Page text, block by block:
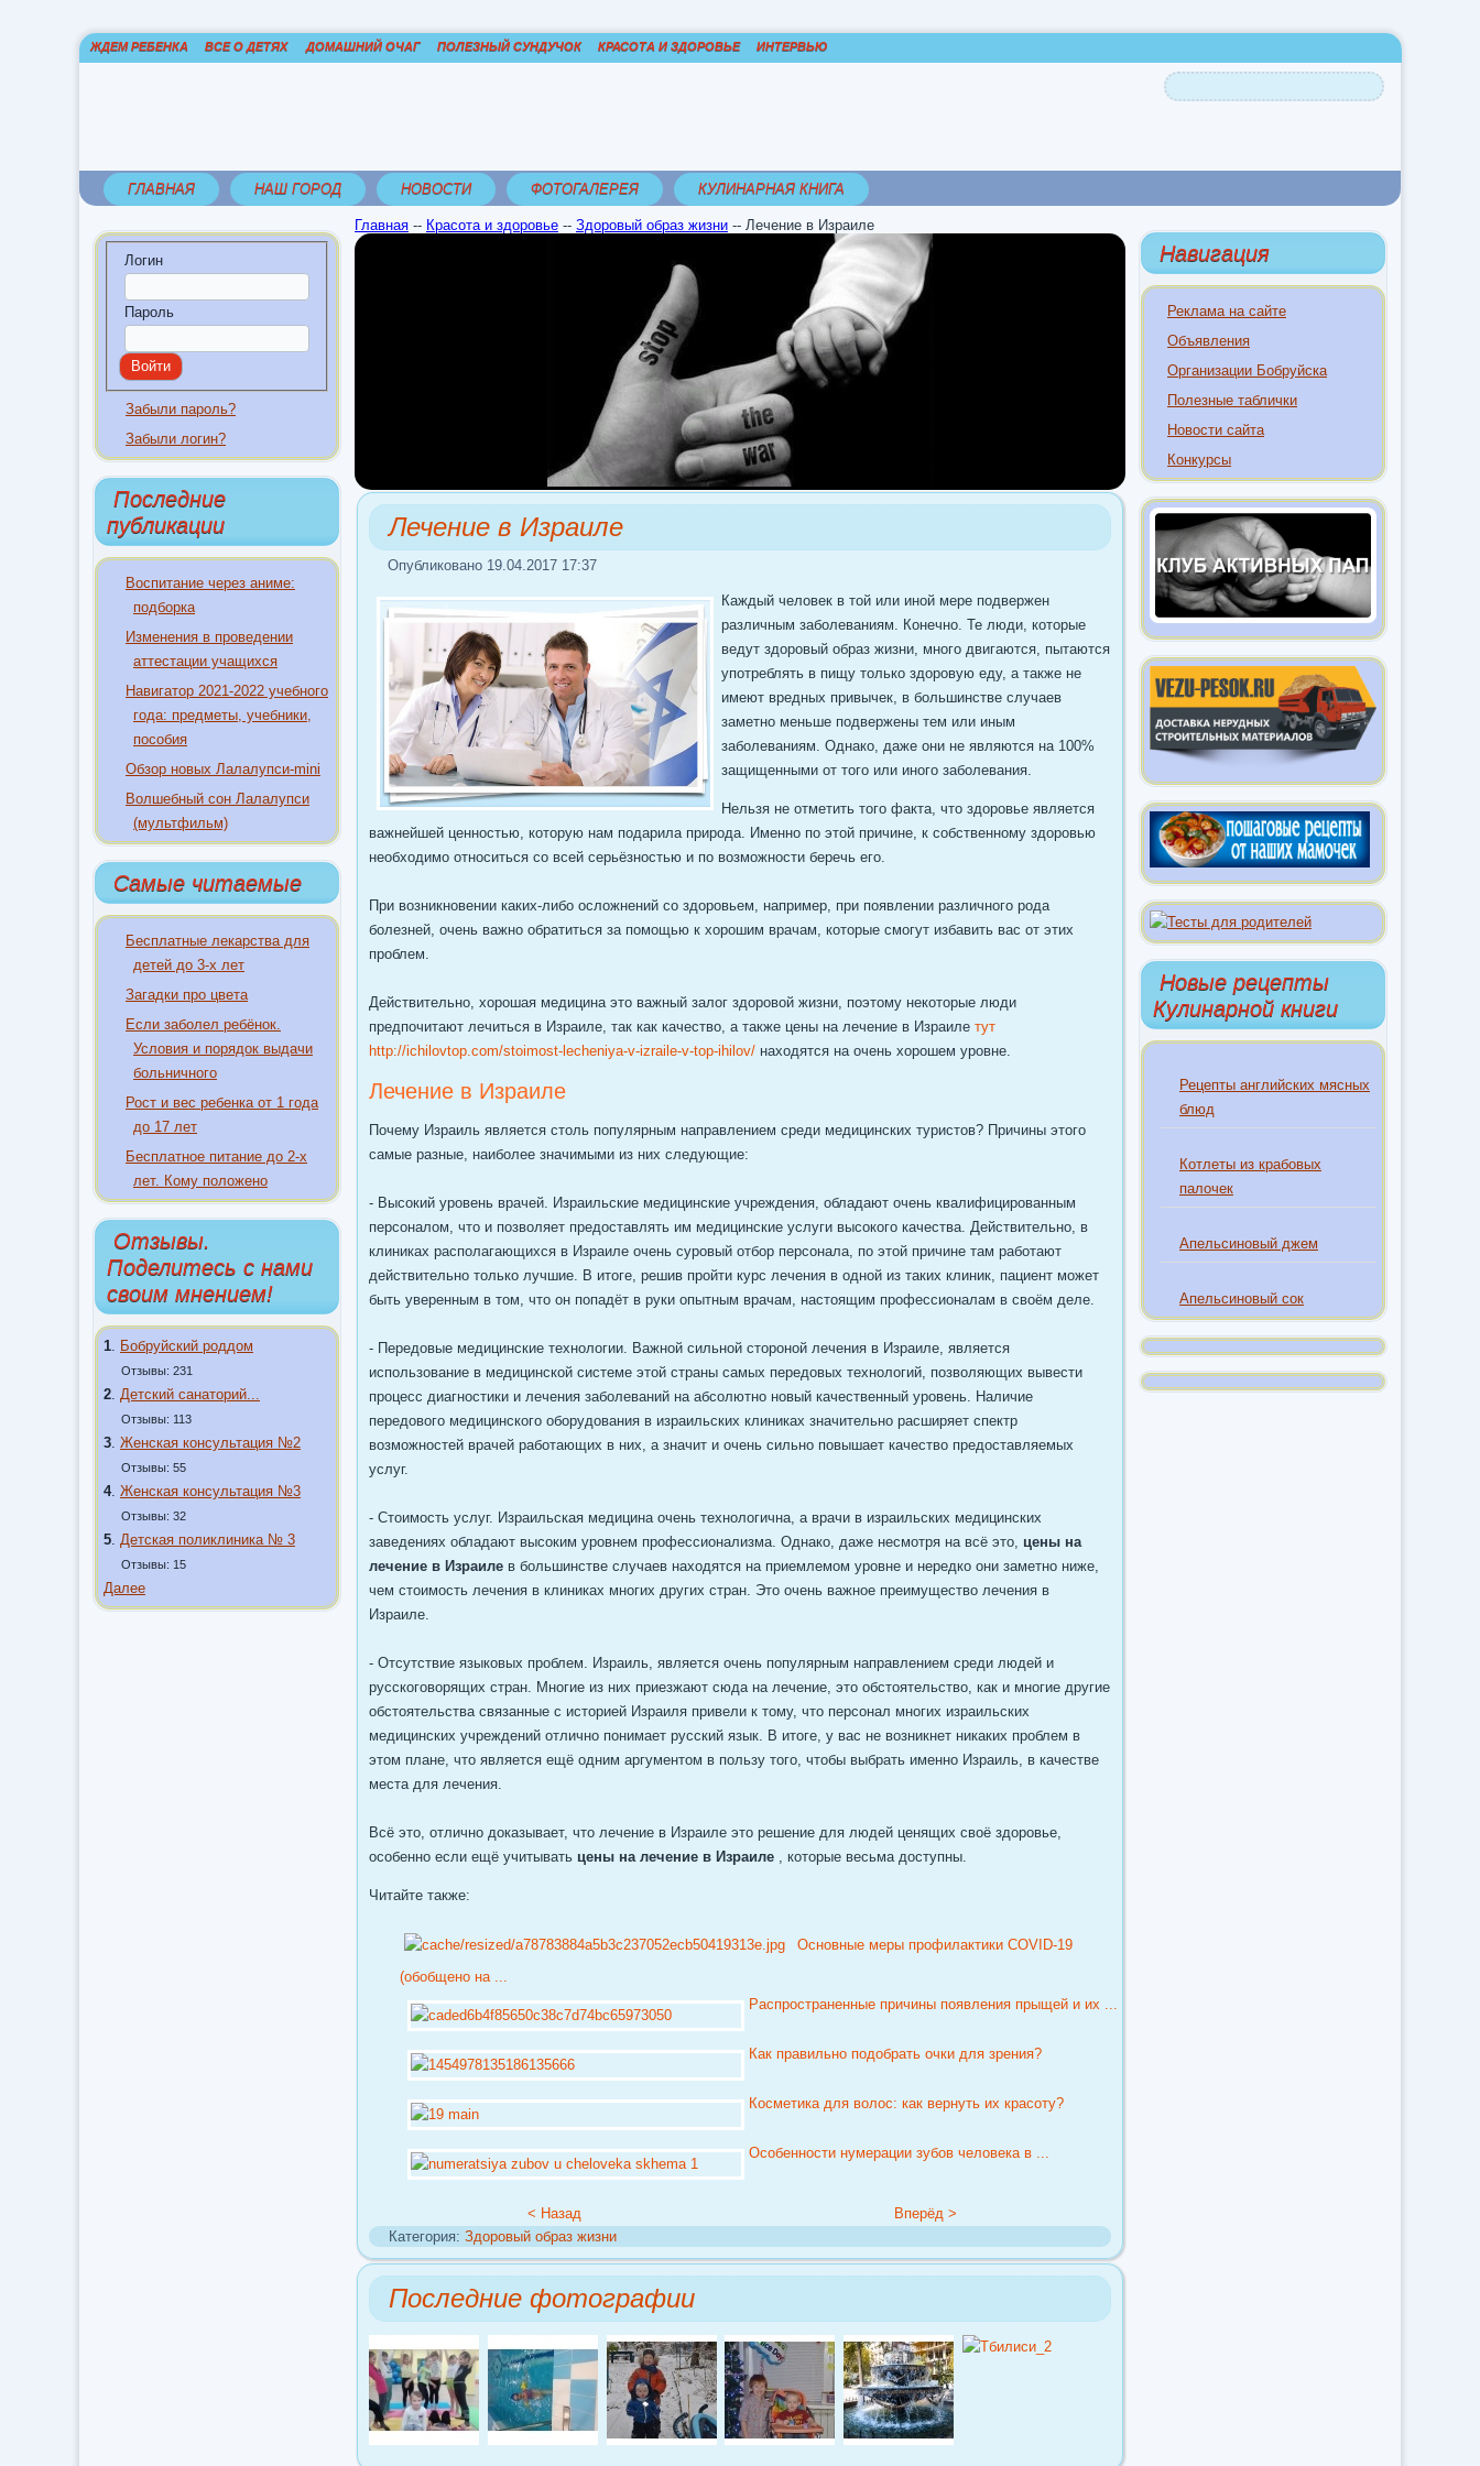
ЖДЕМ РЕБЕНКА ВСЕ О ДЕТЯХ ДОМАШНИЙ ОЧАГ ПОЛЕЗНЫЙ СУНДУЧОК КРАСОТА И ЗДОРОВЬЕ ИНТЕРВЬЮ
ГЛАВНАЯ НАШ ГОРОД НОВОСТИ ФОТОГАЛЕРЕЯ КУЛИНАРНАЯ КНИГА
Логин
Пароль
Забыли пароль?
Забыли логин?
Последние
публикации
Воспитание через аниме:
подборка
Изменения в проведении
аттестации учащихся
Навигатор 2021-2022 учебного
года: предметы, учебники,
пособия
Обзор новых Лалалупси-mini
Волшебный сон Лалалупси
(мультфильм)
Самые читаемые
Бесплатные лекарства для
детей до 3-х лет
Загадки про цвета
Если заболел ребёнок.
Условия и порядок выдачи
больничного
Рост и вес ребенка от 1 года
до 17 лет
Бесплатное питание до 2-х
лет. Кому положено
Отзывы.
Поделитесь с нами
своим мнением!
1 Бобруйский роддом
Отзывы: 231
2 Детский санаторий...
Отзывы: 113
3 Женская консультация №2
Отзывы: 55
4. Женская консультация №3
Отзывы: 32
5 Детская поликлиника № 3
Отзывы: 15
Далее
Главная -- Красота и здоровье -- Здоровый образ жизни -- Лечение в Израиле
Лечение в Израиле
Опубликовано 19.04.2017 17:37
Каждый человек в той или иной мере подвержен
различным заболеваниям. Конечно. Те люди, которые
ведут здоровый образ жизни, много двигаются, пытаются
употреблять в пищу только здоровую еду, а также не
имеют вредных привычек, в большинстве случаев
заметно меньше подвержены тем или иным
заболеваниям. Однако, даже они не являются на 100%
защищенными от того или иного заболевания.
Нельзя не отметить того факта, что здоровье является
важнейшей ценностью, которую нам подарила природа. Именно по этой причине, к собственному здоровью
необходимо относиться со всей серьёзностью и по возможности беречь его.
При возникновении каких-либо осложнений со здоровьем, например, при появлении различного рода
болезней, очень важно обратиться за помощью к хорошим врачам, которые смогут избавить вас от этих
проблем.
Действительно, хорошая медицина это важный залог здоровой жизни, поэтому некоторые люди
предпочитают лечиться в Израиле, так как качество, а также цены на лечение в Израиле тут
http://ichilovtop.com/stoimost-lecheniya-v-izraile-v-top-ihilov/ находятся на очень хорошем уровне.
Лечение в Израиле
Почему Израиль является столь популярным направлением среди медицинских туристов? Причины этого
самые разные, наиболее значимыми из них следующие:
- Высокий уровень врачей. Израильские медицинские учреждения, обладают очень квалифицированным
персоналом, что и позволяет предоставлять им медицинские услуги высокого качества. Действительно, в
клиниках располагающихся в Израиле очень суровый отбор персонала, по этой причине там работают
действительно только лучшие. В итоге, решив пройти курс лечения в одной из таких клиник, пациент может
быть уверенным в том, что он попадёт в руки опытным врачам, настоящим профессионалам в своём деле.
- Передовые медицинские технологии. Важной сильной стороной лечения в Израиле, является
использование в медицинской системе этой страны самых передовых технологий, позволяющих вывести
процесс диагностики и лечения заболеваний на абсолютно новый качественный уровень. Наличие
передового медицинского оборудования в израильских клиниках значительно расширяет спектр
возможностей врачей работающих в них, а значит и очень сильно повышает качество предоставляемых
услуг.
- Стоимость услуг. Израильская медицина очень технологична, а врачи в израильских медицинских
заведениях обладают высоким уровнем профессионализма. Однако, даже несмотря на всё это, цены на
лечение в Израиле в большинстве случаев находятся на приемлемом уровне и нередко они заметно ниже,
чем стоимость лечения в клиниках многих других стран. Это очень важное преимущество лечения в
Израиле.
- Отсутствие языковых проблем. Израиль, является очень популярным направлением среди людей и
русскоговорящих стран. Многие из них приезжают сюда на лечение, это обстоятельство, как и многие другие
обстоятельства связанные с историей Израиля привели к тому, что персонал многих израильских
медицинских учреждений отлично понимает русский язык. В итоге, у вас не возникнет никаких проблем в
этом плане, что является ещё одним аргументом в пользу того, чтобы выбрать именно Израиль, в качестве
места для лечения.
Всё это, отлично доказывает, что лечение в Израиле это решение для людей ценящих своё здоровье,
особенно если ещё учитывать цены на лечение в Израиле , которые весьма доступны.
Читайте также:
Основные меры профилактики COVID-19
(обобщено на ...
Распространенные причины появления прыщей и их ...
Как правильно подобрать очки для зрения?
Косметика для волос: как вернуть их красоту?
Особенности нумерации зубов человека в ...
< Назад
Вперёд >
Категория: Здоровый образ жизни
Последние фотографии
Навигация
Реклама на сайте
Объявления
Организации Бобруйска
Полезные таблички
Новости сайта
Конкурсы
Новые рецепты
Кулинарной книги
Рецепты английских мясных
блюд
Котлеты из крабовых
палочек
Апельсиновый джем
Апельсиновый сок